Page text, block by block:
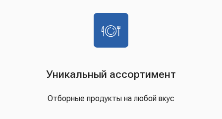
Уникальный ассортимент
Отборные продукты на любой вкус